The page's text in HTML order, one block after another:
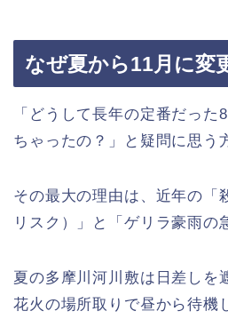
なぜ夏から11月に変
「どうして長年の定番だった
ちゃったの？」と疑問に思う
その最大の理由は、近年の「
リスク）」と「ゲリラ豪雨の
夏の多摩川河川敷は日差しを
花火の場所取りで昼から待機